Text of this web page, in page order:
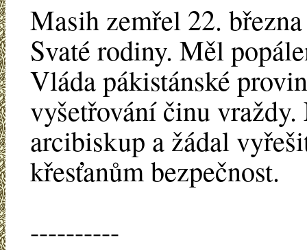
Masih zemřel 22.
Svaté rodiny. Měl
Vláda pákistánské
vyšetřování činu
arcibiskup a žádal
křesťanům bezpečnost.
----------